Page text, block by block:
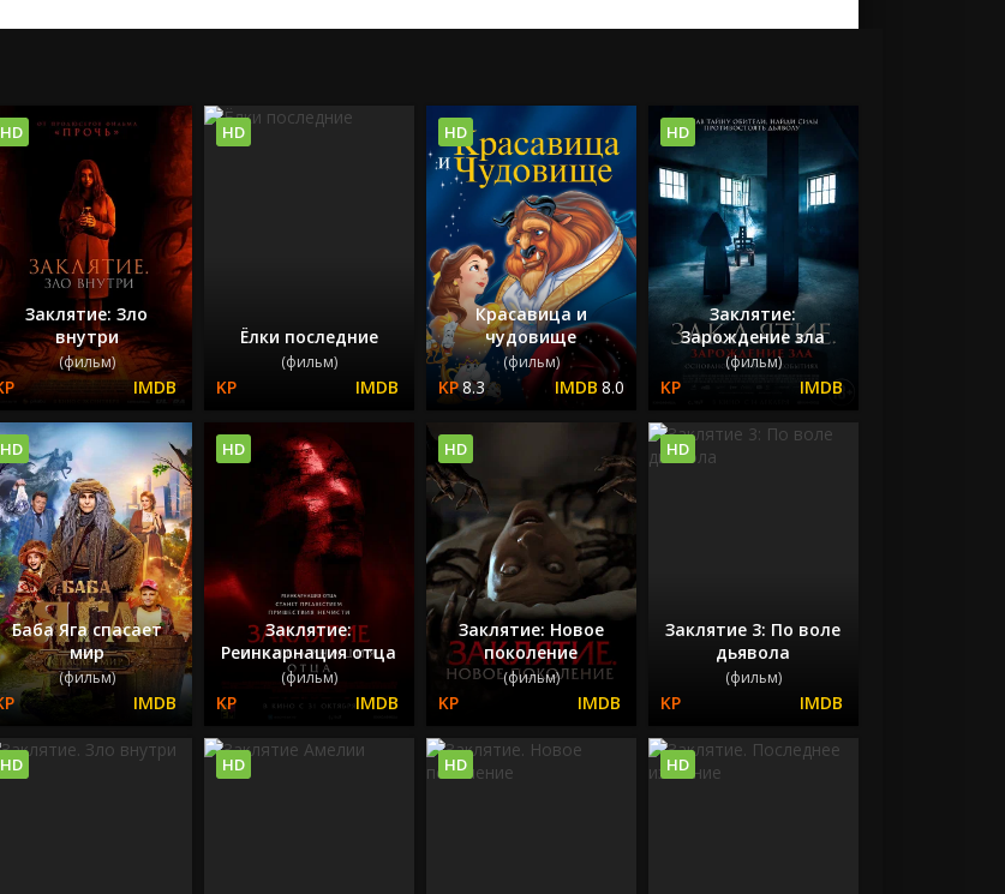
Заклятие: Зло
внутри
(фильм)
HD
Ёлки последние
(фильм)
HD
Красавица и
чудовище
(фильм)
8.3 8.0
HD
Заклятие:
Зарождение зла
(фильм)
HD
Баба Яга спасает
мир
(фильм)
HD
Заклятие:
Реинкарнация отца
(фильм)
HD
Заклятие: Новое
поколение
(фильм)
HD
Заклятие 3: По воле
дьявола
(фильм)
HD
HD HD HD HD